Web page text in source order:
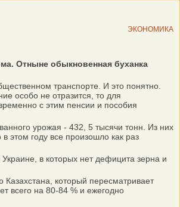
ЭКОНОМИКА
Отныне обыкновенная буханка
транспорте. И это понятно.
особо не отразится, то для
с этим пенсии и пособия
урожая - 432, 5 тысячи тонн. Из них
этом году все произошло как раз
в которых нет дефицита зерна и
который пересматривает
всего на 80-84 % и ежегодно